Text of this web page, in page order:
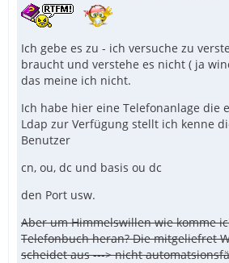
Ich gebe es zu - ich versuche zu
braucht und verstehe es nicht ( ja
das meine ich nicht.
Ich habe hier eine Telefonanlage die
Ldap zur Verfügung stellt ich kenne
Benutzer
cn, ou, dc und basis ou dc
den Port usw.
Aber um Himmelswillen wie komme
Telefonbuch heran? Die mitgeliefret
scheidet aus ---> nicht